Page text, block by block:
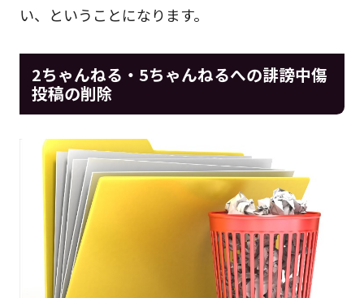
い、ということになります。
2ちゃんねる・5ちゃんねるへの誹謗中傷
投稿の削除